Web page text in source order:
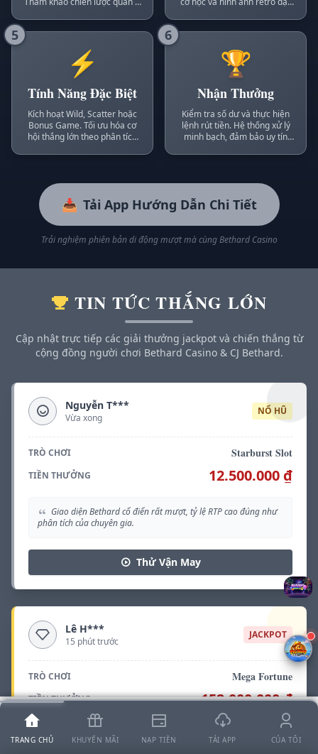
5
⚡
Tính Năng Đặc Biệt
Kích hoạt Wild, Scatter hoặc
Bonus Game. Tối ưu hóa cơ
hội thắng lớn theo phân tích
6
🏆
Nhận Thưởng
Kiểm tra số dư và thực hiện
lệnh rút tiền. Hệ thống xử lý
minh bạch, đảm bảo uy tín
📥 Tải App Hướng Dẫn Chi Tiết
Trải nghiệm phiên bản di động mượt mà cùng Bethard Casino
TIN TỨC THẮNG LỚN
Cập nhật trực tiếp các giải thưởng jackpot và chiến thắng từ
cộng đồng người chơi Bethard Casino & CJ Bethard.
Nguyễn T***
Vừa xong
NỔ HŨ
TRÒ CHƠI Starburst Slot
TIỀN THƯỞNG 12.500.000 ₫
Giao diện Bethard cổ điển rất mượt, tỷ lệ RTP cao đúng như
phân tích của chuyên gia.
Thử Vận May
Lê H***
15 phút trước
JACKPOT
TRÒ CHƠI Mega Fortune
TIỀN THƯỞNG 152.000.000 ₫
Không thể tin được! Jackpot nổ ngay trên điện thoại. Cảm ơn
Bethard Malta.
Vẫn còn thắc mắc?
Chat ngay với hỗ trợ viên
Tải App Ngay ⬇
TRANG CHỦ KHUYẾN MÃI NẠP TIỀN TẢI APP CỦA TÔI